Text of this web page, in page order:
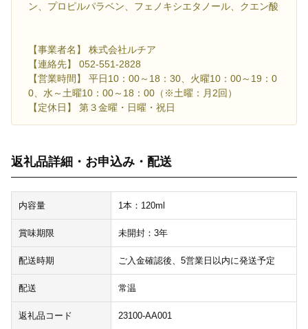
ン、プロピルパラベン、フェノキシエタノール、クエン酸
【事業者名】 株式会社ルチア
【連絡先】 052-551-2828
【営業時間】 平日10：00～18：30、火曜10：00～19：0
0、水～土曜10：00～18：00（※土曜：月2回）
【定休日】 第３金曜・日曜・祝日
返礼品詳細・お申込み・配送
内容量 1本：120ml
賞味期限 未開封：3年
配送時期 ご入金確認後、5営業日以内に発送予定
配送 常温
返礼品コード 23100-AA001